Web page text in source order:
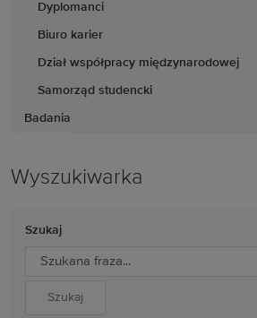
Dyplomanci
Biuro karier
Dział współpracy międzynarodowej
Samorząd studencki
Badania
Wyszukiwarka
Szukaj